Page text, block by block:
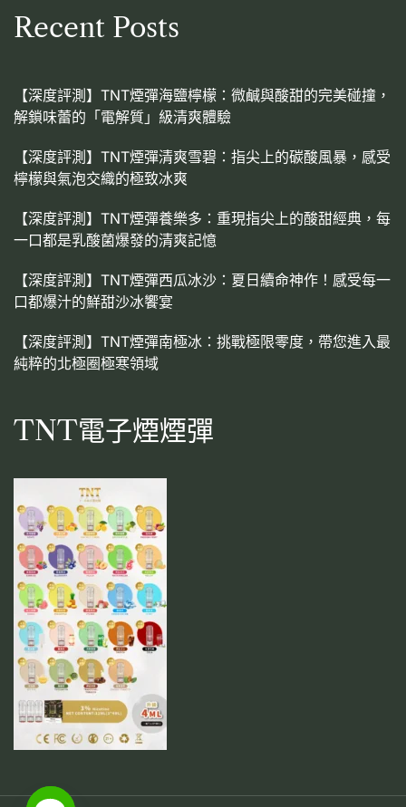
Recent Posts
【深度評測】TNT煙彈海鹽檸檬：微鹹與酸甜的完美碰撞，
解鎖味蕾的「電解質」級清爽體驗
【深度評測】TNT煙彈清爽雪碧：指尖上的碳酸風暴，感受
檸檬與氣泡交織的極致冰爽
【深度評測】TNT煙彈養樂多：重現指尖上的酸甜經典，每
一口都是乳酸菌爆發的清爽記憶
【深度評測】TNT煙彈西瓜冰沙：夏日續命神作！感受每一
口都爆汁的鮮甜沙冰饗宴
【深度評測】TNT煙彈南極冰：挑戰極限零度，帶您進入最
純粹的北極圈極寒領域
TNT電子煙煙彈